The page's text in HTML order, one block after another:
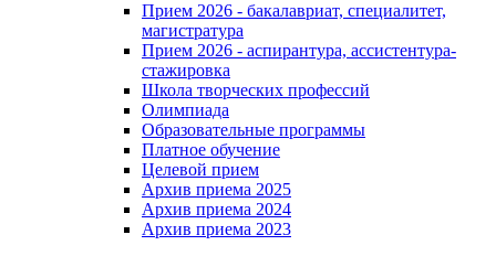
Прием 2026 - бакалавриат, специалитет,
магистратура
Прием 2026 - аспирантура, ассистентура-
стажировка
Школа творческих профессий
Олимпиада
Образовательные программы
Платное обучение
Целевой прием
Архив приема 2025
Архив приема 2024
Архив приема 2023